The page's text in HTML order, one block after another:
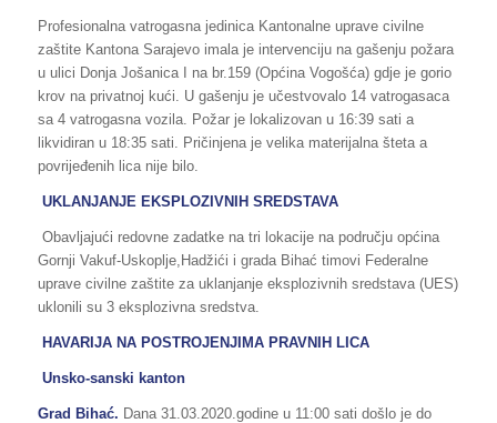
Profesionalna vatrogasna jedinica Kantonalne uprave civilne
zaštite Kantona Sarajevo imala je intervenciju na gašenju požara
u ulici Donja Jošanica I na br.159 (Općina Vogošća) gdje je gorio
krov na privatnoj kući. U gašenju je učestvovalo 14 vatrogasaca
sa 4 vatrogasna vozila. Požar je lokalizovan u 16:39 sati a
likvidiran u 18:35 sati. Pričinjena je velika materijalna šteta a
povrijeđenih lica nije bilo.
UKLANJANJE EKSPLOZIVNIH SREDSTAVA
Obavljajući redovne zadatke na tri lokacije na području općina
Gornji Vakuf-Uskoplje,Hadžići i grada Bihać timovi Federalne
uprave civilne zaštite za uklanjanje eksplozivnih sredstava (UES)
uklonili su 3 eksplozivna sredstva.
HAVARIJA NA POSTROJENJIMA PRAVNIH LICA
Unsko-sanski kanton
Grad Bihać. Dana 31.03.2020.godine u 11:00 sati došlo je do